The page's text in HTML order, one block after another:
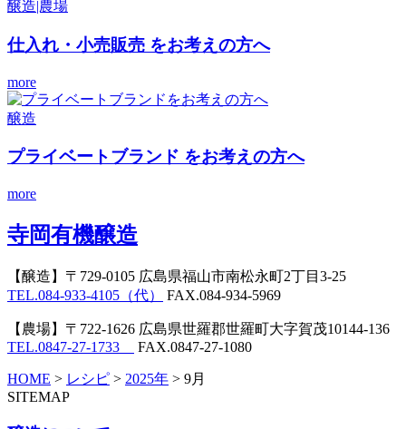
醸造|農場
仕入れ・小売販売 をお考えの方へ
more
醸造
プライベートブランド をお考えの方へ
more
寺岡有機醸造
【醸造】 〒729-0105 広島県福山市南松永町2丁目3-25
TEL.084-933-4105（代）
FAX.084-934-5969
【農場】 〒722-1626 広島県世羅郡世羅町大字賀茂10144-136
TEL.0847-27-1733
FAX.0847-27-1080
HOME > レシピ > 2025年 > 9月
SITEMAP